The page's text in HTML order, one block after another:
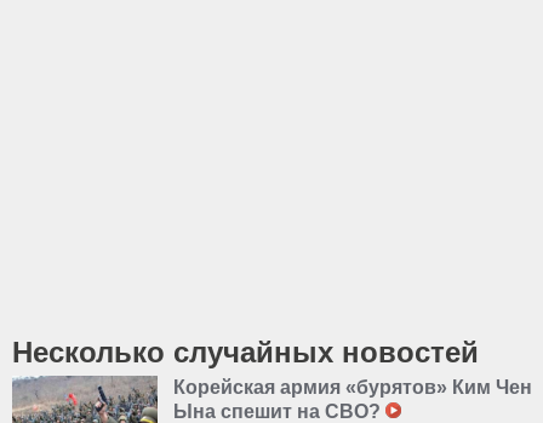
Несколько случайных новостей
Корейская армия «бурятов» Ким Чен
Ына спешит на СВО?